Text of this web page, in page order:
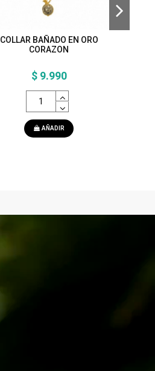
COLLAR BAÑADO EN ORO
CORAZON
$ 9.990
AÑADIR